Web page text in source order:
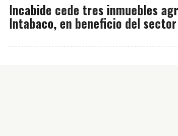
Incabide cede tres inmuebles
Intabaco, en beneficio del sector